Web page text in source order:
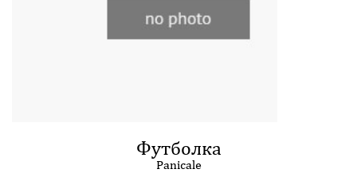
Футболка
Panicale